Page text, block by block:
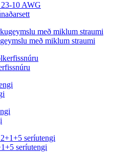
10 AWG
með miklum straumi
seríutengi